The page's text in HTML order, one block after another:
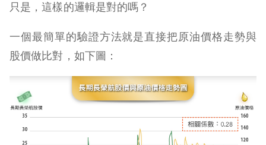
只是，這樣的邏輯是對的嗎？
一個最簡單的驗證方法就是直接把原油價格走勢與
股價做比對，如下圖：